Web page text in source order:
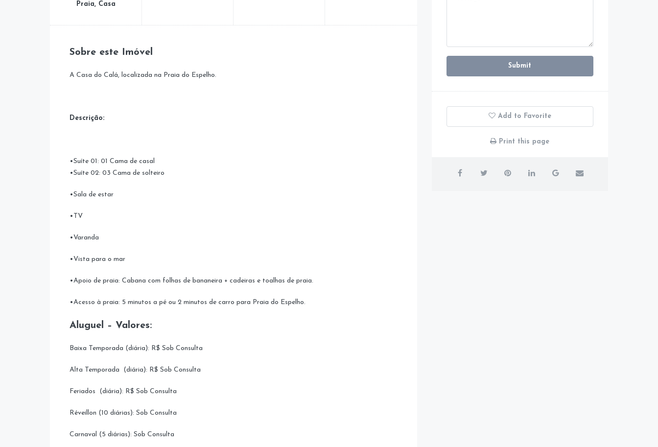
Praia, Casa
Sobre este Imóvel
A Casa do Calá, localizada na Praia do Espelho.
Descrição:
•Suíte 01: 01 Cama de casal
•Suíte 02: 03 Cama de solteiro
•Sala de estar
•TV
•Varanda
•Vista para o mar
•Apoio de praia: Cabana com folhas de bananeira + cadeiras e toalhas de praia.
•Acesso à praia: 5 minutos a pé ou 2 minutos de carro para Praia do Espelho.
Aluguel – Valores:
Baixa Temporada (diária): R$ Sob Consulta
Alta Temporada (diária): R$ Sob Consulta
Feriados (diária): R$ Sob Consulta
Réveillon (10 diárias): Sob Consulta
Carnaval (5 diárias): Sob Consulta
Submit
Add to Favorite
Print this page